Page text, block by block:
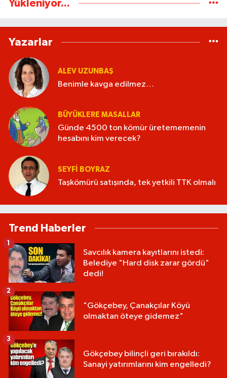
Yükleniyor...
Yazarlar
ALEV UZUNBAŞ
Benimle kavga edilmez…
BÜYÜKLERE MASALLAR
Günde 4500 ton kömür üretememenin
hesabını kim verecek?
SEYFI BOYRAZ
Taşkömürü satışında, tek yetkili TTK olmalı
Trend Haberler
Savcılık kamera kayıtlarını istedi:
Belediye "Hard disk zarar gördü"
dedi!
1
"Gökçebey, Çanakçılar Köyü
olmaktan öteye gidemez"
2
Gökçebey bilinçli geri bırakıldı:
Sanayi yatırımlarını kim engelledi?
3